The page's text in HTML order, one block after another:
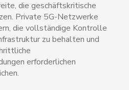
die geschäftskritische
Private 5G-Netzwerke
die vollständige Kontrolle
zu behalten und
erforderlichen